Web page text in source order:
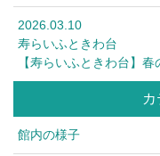
2026.03.10
寿らいふときわ台
【寿らいふときわ台】
館内の様子